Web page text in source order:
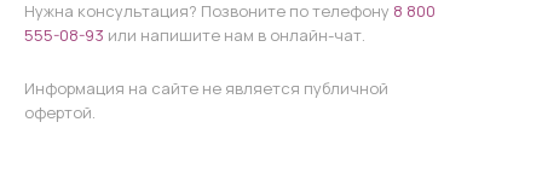
Нужна консультация? Позвоните по телефону 8 800
555-08-93 или напишите нам в онлайн-чат.
Информация на сайте не является публичной
офертой.